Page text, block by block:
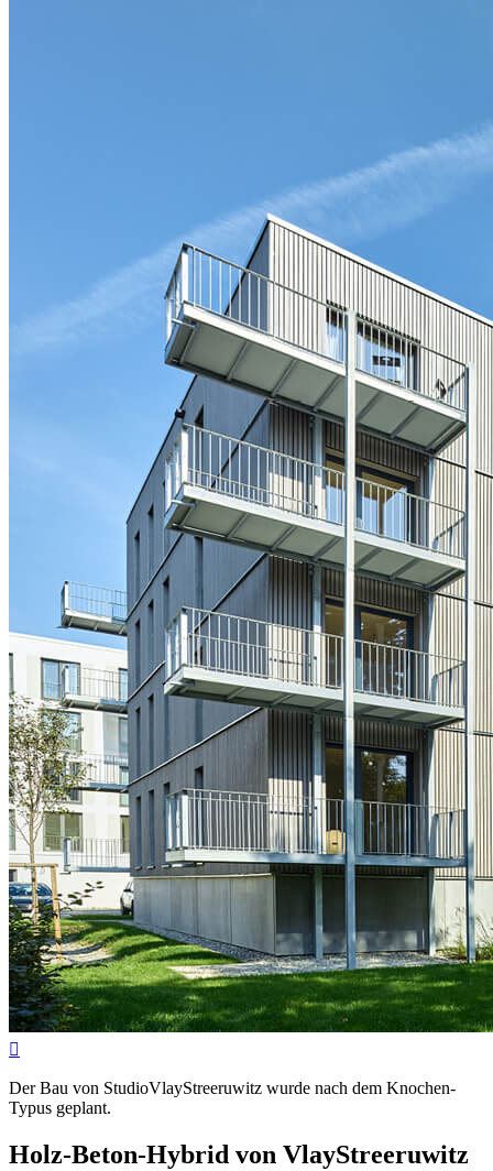

Der Bau von StudioVlayStreeruwitz wurde nach dem Knochen-
Typus geplant.
Holz-Beton-Hybrid von VlayStreeruwitz